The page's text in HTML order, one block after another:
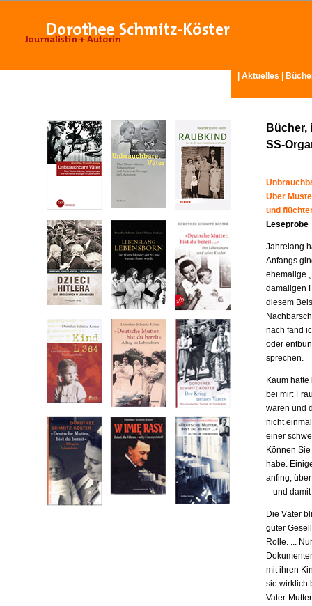
Aktuelles
Bücher,
SS-
Über
und
Leseprobe
Jahrelang
Anfangs
ehemalige
damaligen
diesem
nach fand
oder
sprechen.
Kaum
bei mir:
waren und
nicht
einer
Können
habe.
anfing,
– und
Die Väter
guter
Rolle. ...
mit ihren
sie wirklich
Vater-